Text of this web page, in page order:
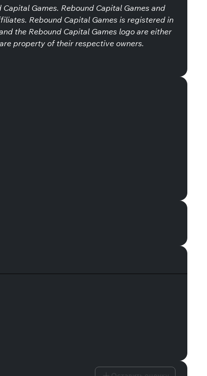
Games. Rebound Capital Games and
Rebound Capital Games is registered in
the Rebound Capital Games logo are either
property of their respective owners.